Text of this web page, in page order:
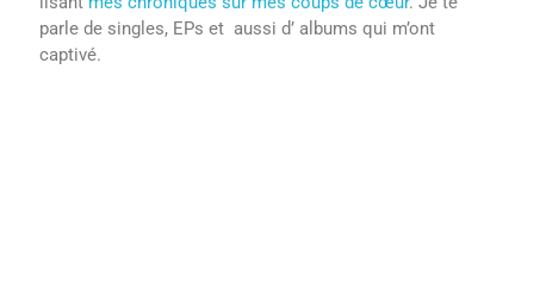
parle de singles, EPs et aussi d’ albums qui m’ont
captivé.